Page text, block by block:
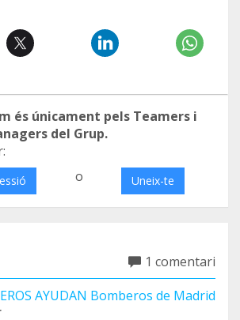
és únicament pels Teamers i
del Grup.
o Uneix-te
1 comentari
AYUDAN Bomberos de Madrid